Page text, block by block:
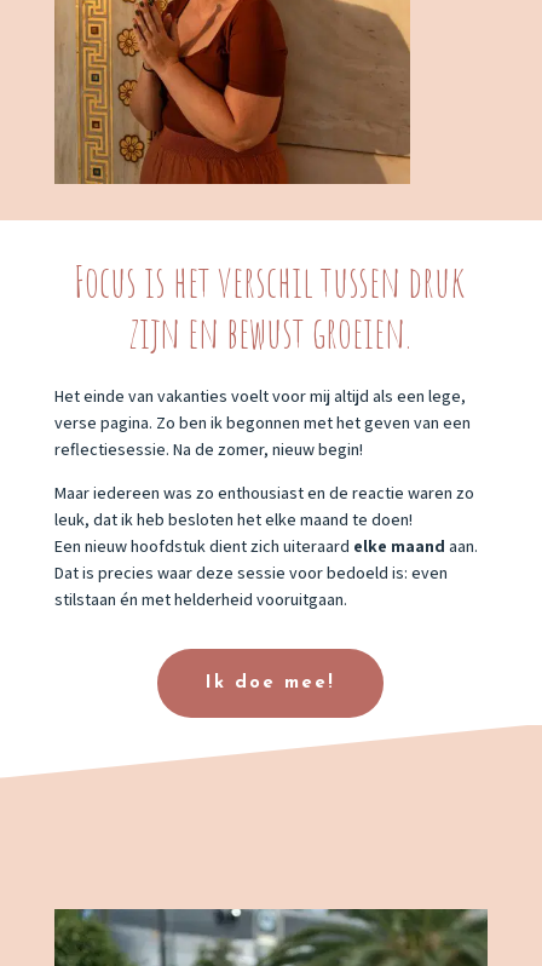
Focus is het verschil tussen druk
zijn en bewust groeien.
Het einde van vakanties voelt voor mij altijd als een lege,
verse pagina. Zo ben ik begonnen met het geven van een
reflectiesessie. Na de zomer, nieuw begin!
Maar iedereen was zo enthousiast en de reactie waren zo
leuk, dat ik heb besloten het elke maand te doen!
Een nieuw hoofdstuk dient zich uiteraard elke maand aan.
Dat is precies waar deze sessie voor bedoeld is: even
stilstaan én met helderheid vooruitgaan.
Ik doe mee!